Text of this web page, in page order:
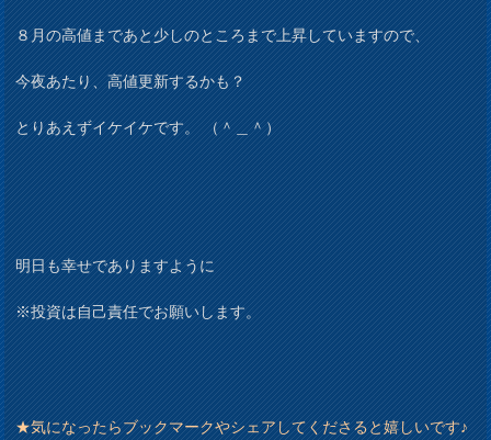
８月の高値まであと少しのところまで上昇していますので、
今夜あたり、高値更新するかも？
とりあえずイケイケです。 （＾＿＾）
明日も幸せでありますように
※投資は自己責任でお願いします。
★気になったらブックマークやシェアしてくださると嬉しいです♪